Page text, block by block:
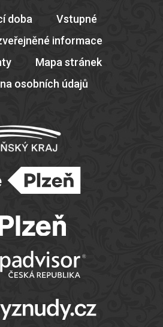
doba
Vstupné
informace
Mapa stránek
osobních údajů